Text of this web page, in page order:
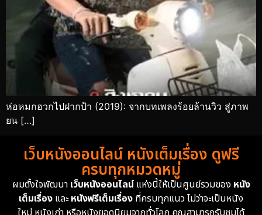
ห่อหมกฮวกไปฝากป้า (2019): จากบทเพลงร้อยล้านวิว สู่ภาพ
ยน […]
เว็บหนังออนไลน์ หนังเต็มเรื่อง ดูฟรี
ครบทุกหมวดหมู่
ผมตั้งใจพัฒนา เว็บหนังออนไลน์แห่งนี้ให้เป็นศูนย์รวมของ หนัง
เต็มเรื่อง และหนังฟรีเต็มเรื่อง ที่ครบทุกแนว ไม่ว่าจะเป็นหนัง